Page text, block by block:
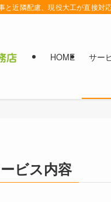
と近隣配慮、現役大工が直接対
HOME サー
ビス内容